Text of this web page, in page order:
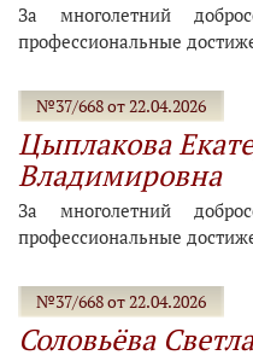
За многолетний
профессиональные
№37/668 от 22.04.2026
Цыплакова
Владимировна
За многолетний
профессиональные
№37/668 от 22.04.2026
Соловьёва